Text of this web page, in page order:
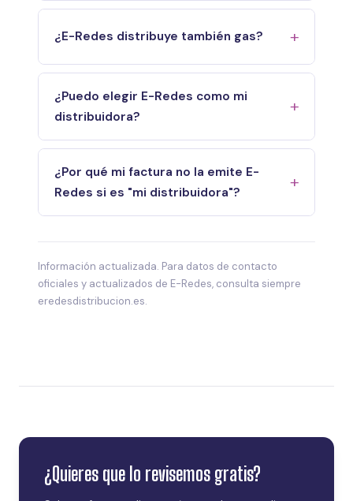
¿E-Redes distribuye también gas?
¿Puedo elegir E-Redes como mi
distribuidora?
¿Por qué mi factura no la emite E-
Redes si es "mi distribuidora"?
Información actualizada. Para datos de contacto
oficiales y actualizados de E-Redes, consulta siempre
eredesdistribucion.es.
¿Quieres que lo revisemos gratis?